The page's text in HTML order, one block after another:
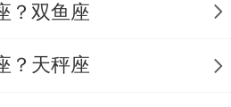
选水旺之日;可佩戴珍
？双鱼座
？天秤座